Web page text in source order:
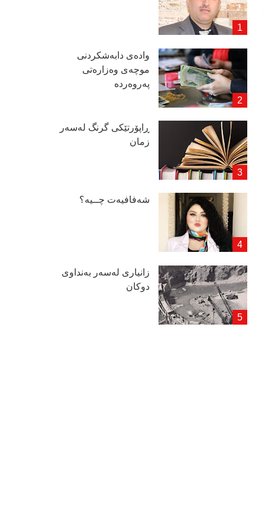
وادەی دابەشكردنی
موچەی وەزارەتی
پەروەردە
ڕاپۆرتێكی گرنگ لەسەر
زمان
شەفافیەت چــیە؟
زانیاری لەسەر بەنداوی
دوكان